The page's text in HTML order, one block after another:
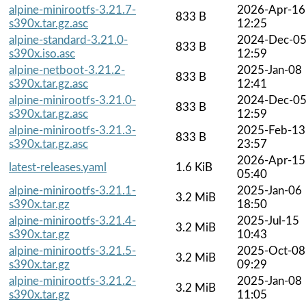
alpine-minirootfs-3.21.7-
s390x.tar.gz.asc
833 B
2026-Apr-16
12:25
alpine-standard-3.21.0-
s390x.iso.asc
833 B
2024-Dec-05
12:59
alpine-netboot-3.21.2-
s390x.tar.gz.asc
833 B
2025-Jan-08
12:41
alpine-minirootfs-3.21.0-
s390x.tar.gz.asc
833 B
2024-Dec-05
12:59
alpine-minirootfs-3.21.3-
s390x.tar.gz.asc
833 B
2025-Feb-13
23:57
latest-releases.yaml
1.6 KiB
2026-Apr-15
05:40
alpine-minirootfs-3.21.1-
s390x.tar.gz
3.2 MiB
2025-Jan-06
18:50
alpine-minirootfs-3.21.4-
s390x.tar.gz
3.2 MiB
2025-Jul-15
10:43
alpine-minirootfs-3.21.5-
s390x.tar.gz
3.2 MiB
2025-Oct-08
09:29
alpine-minirootfs-3.21.2-
s390x.tar.gz
3.2 MiB
2025-Jan-08
11:05